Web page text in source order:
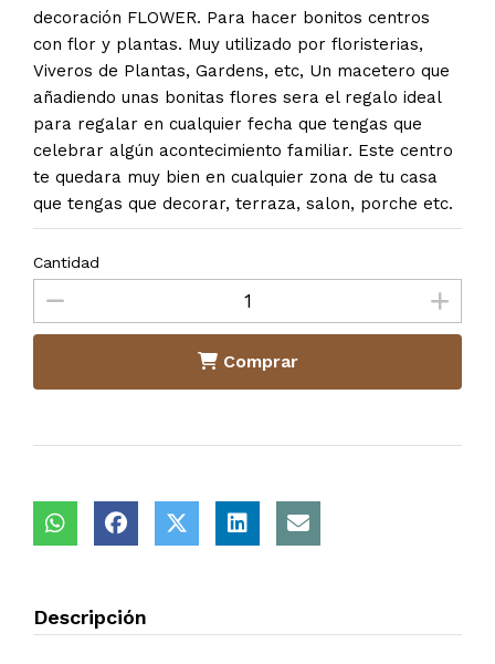
decoración FLOWER. Para hacer bonitos centros
con flor y plantas. Muy utilizado por floristerias,
Viveros de Plantas, Gardens, etc, Un macetero que
añadiendo unas bonitas flores sera el regalo ideal
para regalar en cualquier fecha que tengas que
celebrar algún acontecimiento familiar. Este centro
te quedara muy bien en cualquier zona de tu casa
que tengas que decorar, terraza, salon, porche etc.
Cantidad
Comprar
Descripción